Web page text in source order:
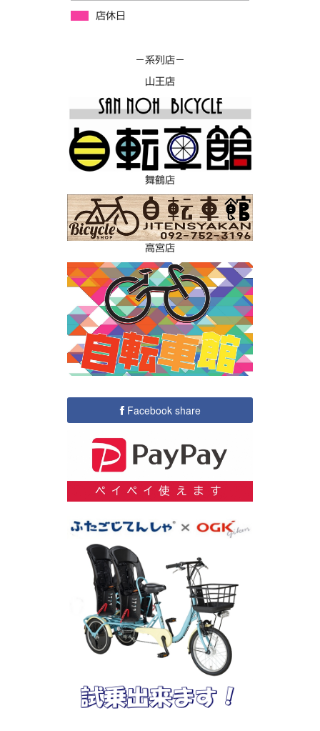
店休日
－系列店－
山王店
舞鶴店
高宮店
Facebook share